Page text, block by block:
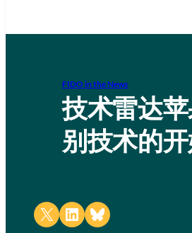
FIDO in the News
技术雷达
别技术的
Share on X Share on LinkedIn
Share on Bluesky